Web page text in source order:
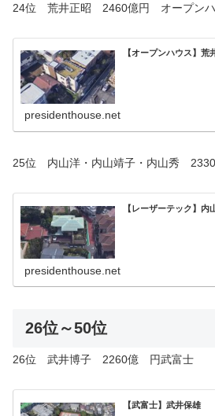
24位 荒井正昭 2460億円 オープンハ
【オープンハウス】荒
presidenthouse.net
25位 内山洋・内山靖子・内山秀
【レーザーテック】
presidenthouse.net
26位～50位
26位 武井博子 2260億 円武富士
【武富士】武井保雄